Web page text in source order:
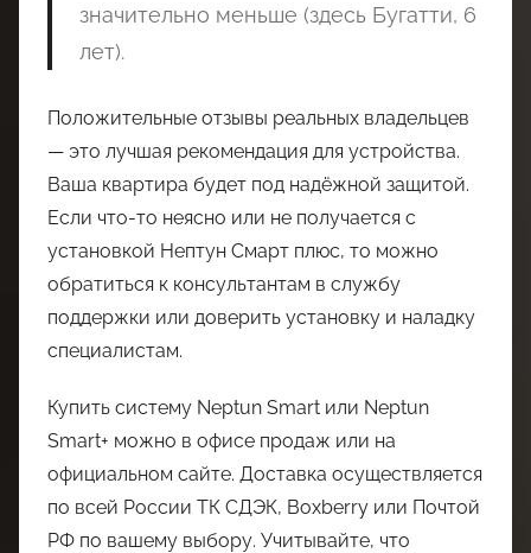
значительно меньше (здесь Бугатти, 6
лет).
Положительные отзывы реальных владельцев
— это лучшая рекомендация для устройства.
Ваша квартира будет под надёжной защитой.
Если что-то неясно или не получается с
установкой Нептун Смарт плюс, то можно
обратиться к консультантам в службу
поддержки или доверить установку и наладку
специалистам.
Купить систему Neptun Smart или Neptun
Smart+ можно в офисе продаж или на
официальном сайте. Доставка осуществляется
по всей России ТК СДЭК, Boxberry или Почтой
РФ по вашему выбору. Учитывайте, что